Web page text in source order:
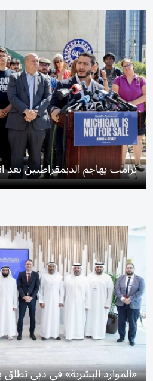
ترامب يهاجم الديمقراطيين بعد
«الموارد البشرية» في دبي تطلق